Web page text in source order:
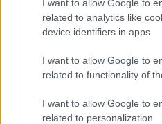
I want to allow Google to
related to analytics like
device identifiers in apps.
I want to allow Google to
related to functionality of
I want to allow Google to
related to personalization.